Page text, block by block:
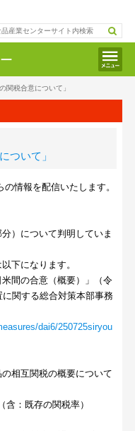
関税合意について」
ついて」
情報を配信いたします。
）について判明していま
下になります。
間の合意（概要）」（令
関する総合対策本部事務
dai6/250725siryou
相互関税の概要について
：既存の関税率）